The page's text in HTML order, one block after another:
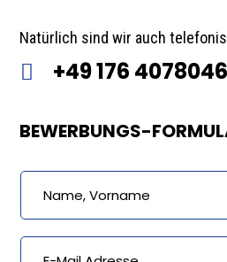
Natürlich sind wir auch
 +49 176
BEWERBUNGS-